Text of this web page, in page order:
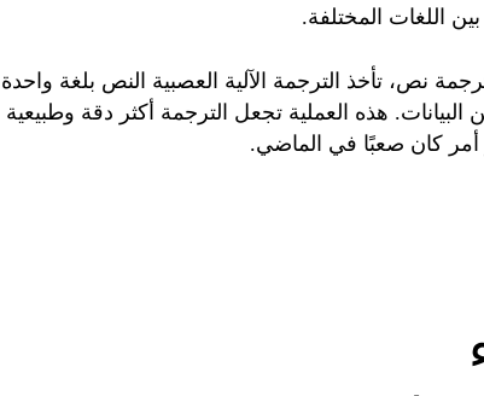
الآلات.
وكفاءة.
صلة للأسئلة المطروحة .
بين اللغات المختلفة.
نص، تأخذ الترجمة الآلية العصبية النص بلغة واحدة
البيانات. هذه العملية تجعل الترجمة أكثر دقة وطبيعية
أمر كان صعبًا في الماضي.